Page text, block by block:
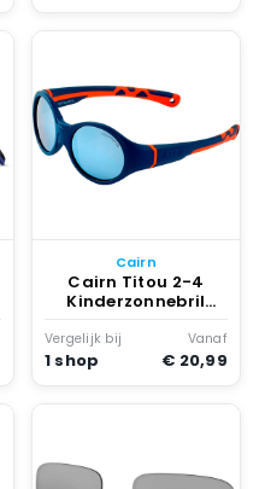
Cairn
Cairn Titou 2-4
Kinderzonnebril
Rood
Vergelijk bij
1 shop
Vanaf
€ 20,99